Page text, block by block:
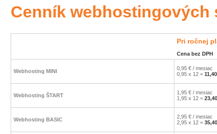
Cenník webhostingových
Pri ročnej
Cena bez DPH
Webhosting MINI
0,95 € / mesiac
0,95 x 12 =
Webhosting ŠTART
1,95 € / mesiac
1,95 x 12 =
Webhosting BASIC
2,95 € / mesiac
2,95 x 12 =